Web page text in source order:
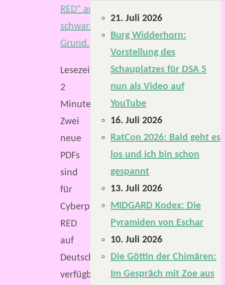
Lesezeit:
2
Minuten
Zwei
neue
PDFs
sind
für
Cyberpunk
RED
auf
Deutsch
verfügbar.
21. Juli 2026
Burg Widderhorn:
Vorstellung des
Schauplatzes für DSA 5
nun als Video auf
YouTube
16. Juli 2026
RatCon 2026: Bald geht es
los und ich bin schon
gespannt
13. Juli 2026
MIDGARD Kodex: Die
Pyramiden von Eschar
10. Juli 2026
Die Göttin der Chimären:
Im Gespräch mit Zoe aus